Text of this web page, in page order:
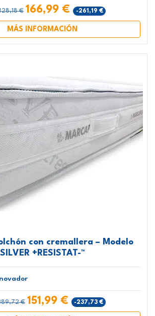
€ 166,99 € -261,19 €
MÁS INFORMACIÓN
con cremallera – Modelo
SILVER +RESISTAT-™
€ 151,99 € -237,73 €